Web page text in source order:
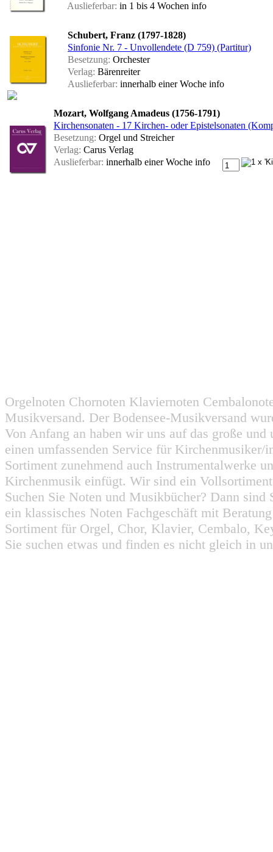
Auslieferbar: in 1 bis 4 Wochen info
Schubert, Franz (1797-1828)
Sinfonie Nr. 7 - Unvollendete (D 759) (Partitur)
Besetzung: Orchester
Verlag: Bärenreiter
Auslieferbar: innerhalb einer Woche info
Mozart, Wolfgang Amadeus (1756-1791)
Kirchensonaten - 17 Kirchen- oder Epistelsonaten
Besetzung: Orgel und Streicher
Verlag: Carus Verlag
Auslieferbar: innerhalb einer Woche info
Orgelnoten Chornoten Klaviernoten
Musikversand. Der Bodensee-Musikversand
Von Anfang an haben wir uns auf das große
einen umfassenden Service für
Sortiment zunehmend auch Instrumentalwerke
Kirchenmusik einfügt. Wir sind ein
Suchen Sie Noten und Musikbücher? Dann
ein klassisches Noten Fachgeschäft mit
Sortiment für Orgel, Chor, Klavier, Cembalo,
Sie suchen etwas und finden es nicht gleich in